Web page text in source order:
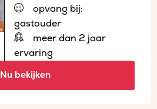
opvang bij:
gastouder
meer dan 2 jaar
ervaring
Nu bekijken